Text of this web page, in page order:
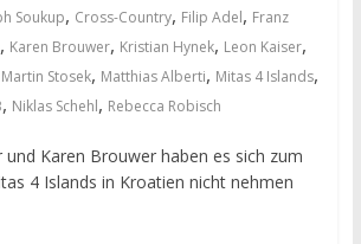
Soukup, Cross-Country, Filip Adel, Franz
, Karen Brouwer, Kristian Hynek, Leon Kaiser,
Martin Stosek, Matthias Alberti, Mitas 4 Islands,
, Niklas Schehl, Rebecca Robisch
Karen Brouwer haben es sich zum
4 Islands in Kroatien nicht nehmen